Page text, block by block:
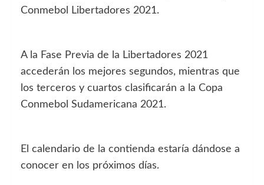
Conmebol Libertadores 2021.
A la Fase Previa de la Libertadores 2021
accederán los mejores segundos, mientras que
los terceros y cuartos clasificarán a la Copa
Conmebol Sudamericana 2021.
El calendario de la contienda estaría dándose a
conocer en los próximos días.